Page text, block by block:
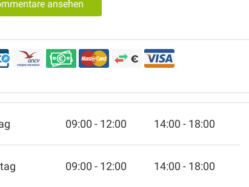
ansehen
09:00 - 12:00 14:00 - 18:00
09:00 - 12:00 14:00 - 18:00